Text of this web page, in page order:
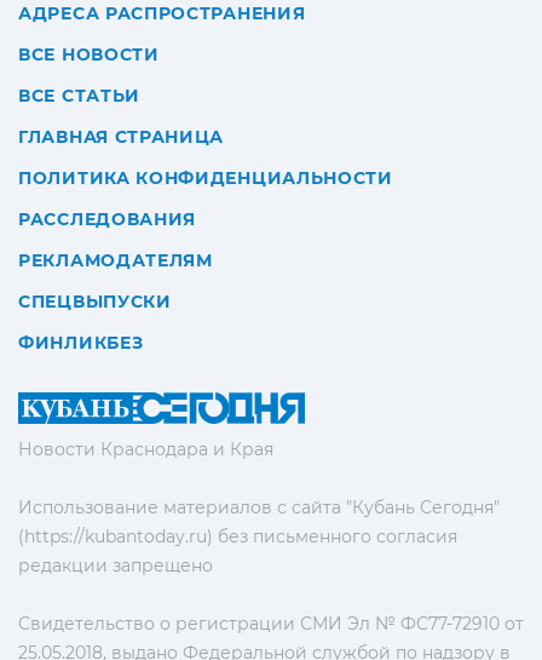
Новости Краснодара и Края
Использование материалов с сайта "Кубань Сегодня"
(https://kubantoday.ru) без письменного согласия
редакции запрещено
Свидетельство о регистрации СМИ Эл № ФС77-72910 от
25.05.2018, выдано Федеральной службой по надзору в
АДРЕСА РАСПРОСТРАНЕНИЯ
ВСЕ НОВОСТИ
ВСЕ СТАТЬИ
ГЛАВНАЯ СТРАНИЦА
ПОЛИТИКА КОНФИДЕНЦИАЛЬНОСТИ
РАССЛЕДОВАНИЯ
РЕКЛАМОДАТЕЛЯМ
СПЕЦВЫПУСКИ
ФИНЛИКБЕЗ